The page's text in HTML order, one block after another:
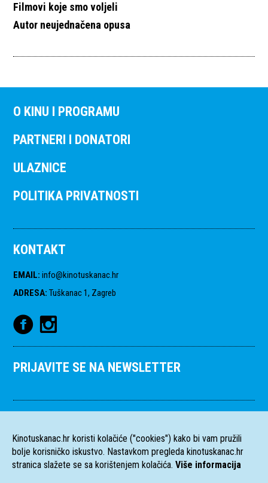
Filmovi koje smo voljeli
Autor neujednačena opusa
O KINU I PROGRAMU
PARTNERI I DONATORI
ULAZNICE
POLITIKA PRIVATNOSTI
KONTAKT
EMAIL: info@kinotuskanac.hr
ADRESA: Tuškanac 1, Zagreb
PRIJAVITE SE NA NEWSLETTER
Kinotuskanac.hr koristi kolačiće ("cookies") kako bi vam pružili
bolje korisničko iskustvo. Nastavkom pregleda kinotuskanac.hr
stranica slažete se sa korištenjem kolačića. Više informacija